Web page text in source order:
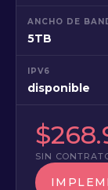
ANCHO DE
5TB
IPV6
disponible
SIN